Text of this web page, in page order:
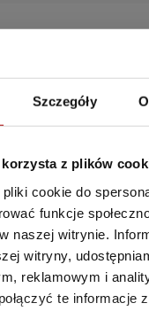
Szczegóły
z plików
cookie do
funkcje
naszej witrynie.
witryny,
reklamowym i
te informacje